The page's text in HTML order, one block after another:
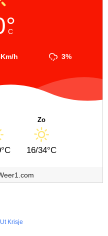
C
h 3%
Zo
16/34°C
Krisje